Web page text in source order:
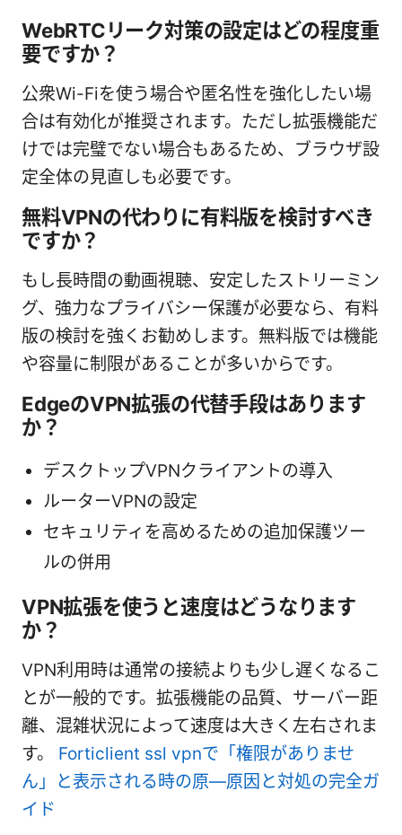
WebRTCリーク対策の設定はどの程度重
要ですか？
公衆Wi-Fiを使う場合や匿名性を強化したい場
合は有効化が推奨されます。ただし拡張機能だ
けでは完璧でない場合もあるため、ブラウザ設
定全体の見直しも必要です。
無料VPNの代わりに有料版を検討すべき
ですか？
もし長時間の動画視聴、安定したストリーミン
グ、強力なプライバシー保護が必要なら、有料
版の検討を強くお勧めします。無料版では機能
や容量に制限があることが多いからです。
EdgeのVPN拡張の代替手段はあります
か？
デスクトップVPNクライアントの導入
ルーターVPNの設定
セキュリティを高めるための追加保護ツー
ルの併用
VPN拡張を使うと速度はどうなります
か？
VPN利用時は通常の接続よりも少し遅くなるこ
とが一般的です。拡張機能の品質、サーバー距
離、混雑状況によって速度は大きく左右されま
す。 Forticlient ssl vpnで「権限がありませ
ん」と表示される時の原—原因と対処の完全ガ
イド